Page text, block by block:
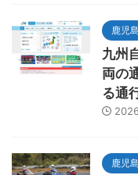
鹿児島
九州
両の
る通
鹿児島